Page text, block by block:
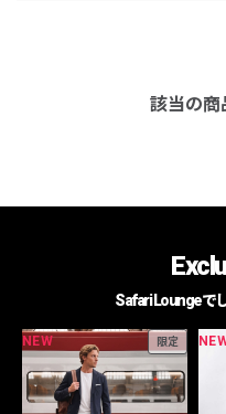
該当の商
Safari Loungeで
NEW 限定